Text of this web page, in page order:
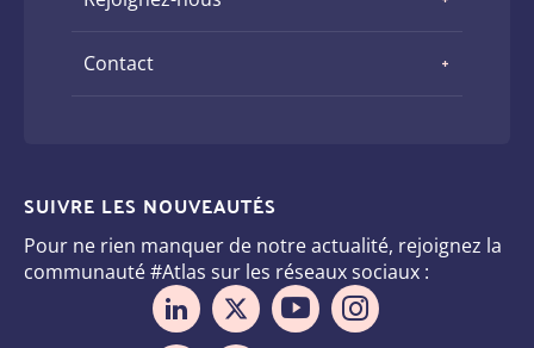
Contact
SUIVRE LES NOUVEAUTÉS
Pour ne rien manquer de notre actualité, rejoignez la
communauté #Atlas sur les réseaux sociaux :